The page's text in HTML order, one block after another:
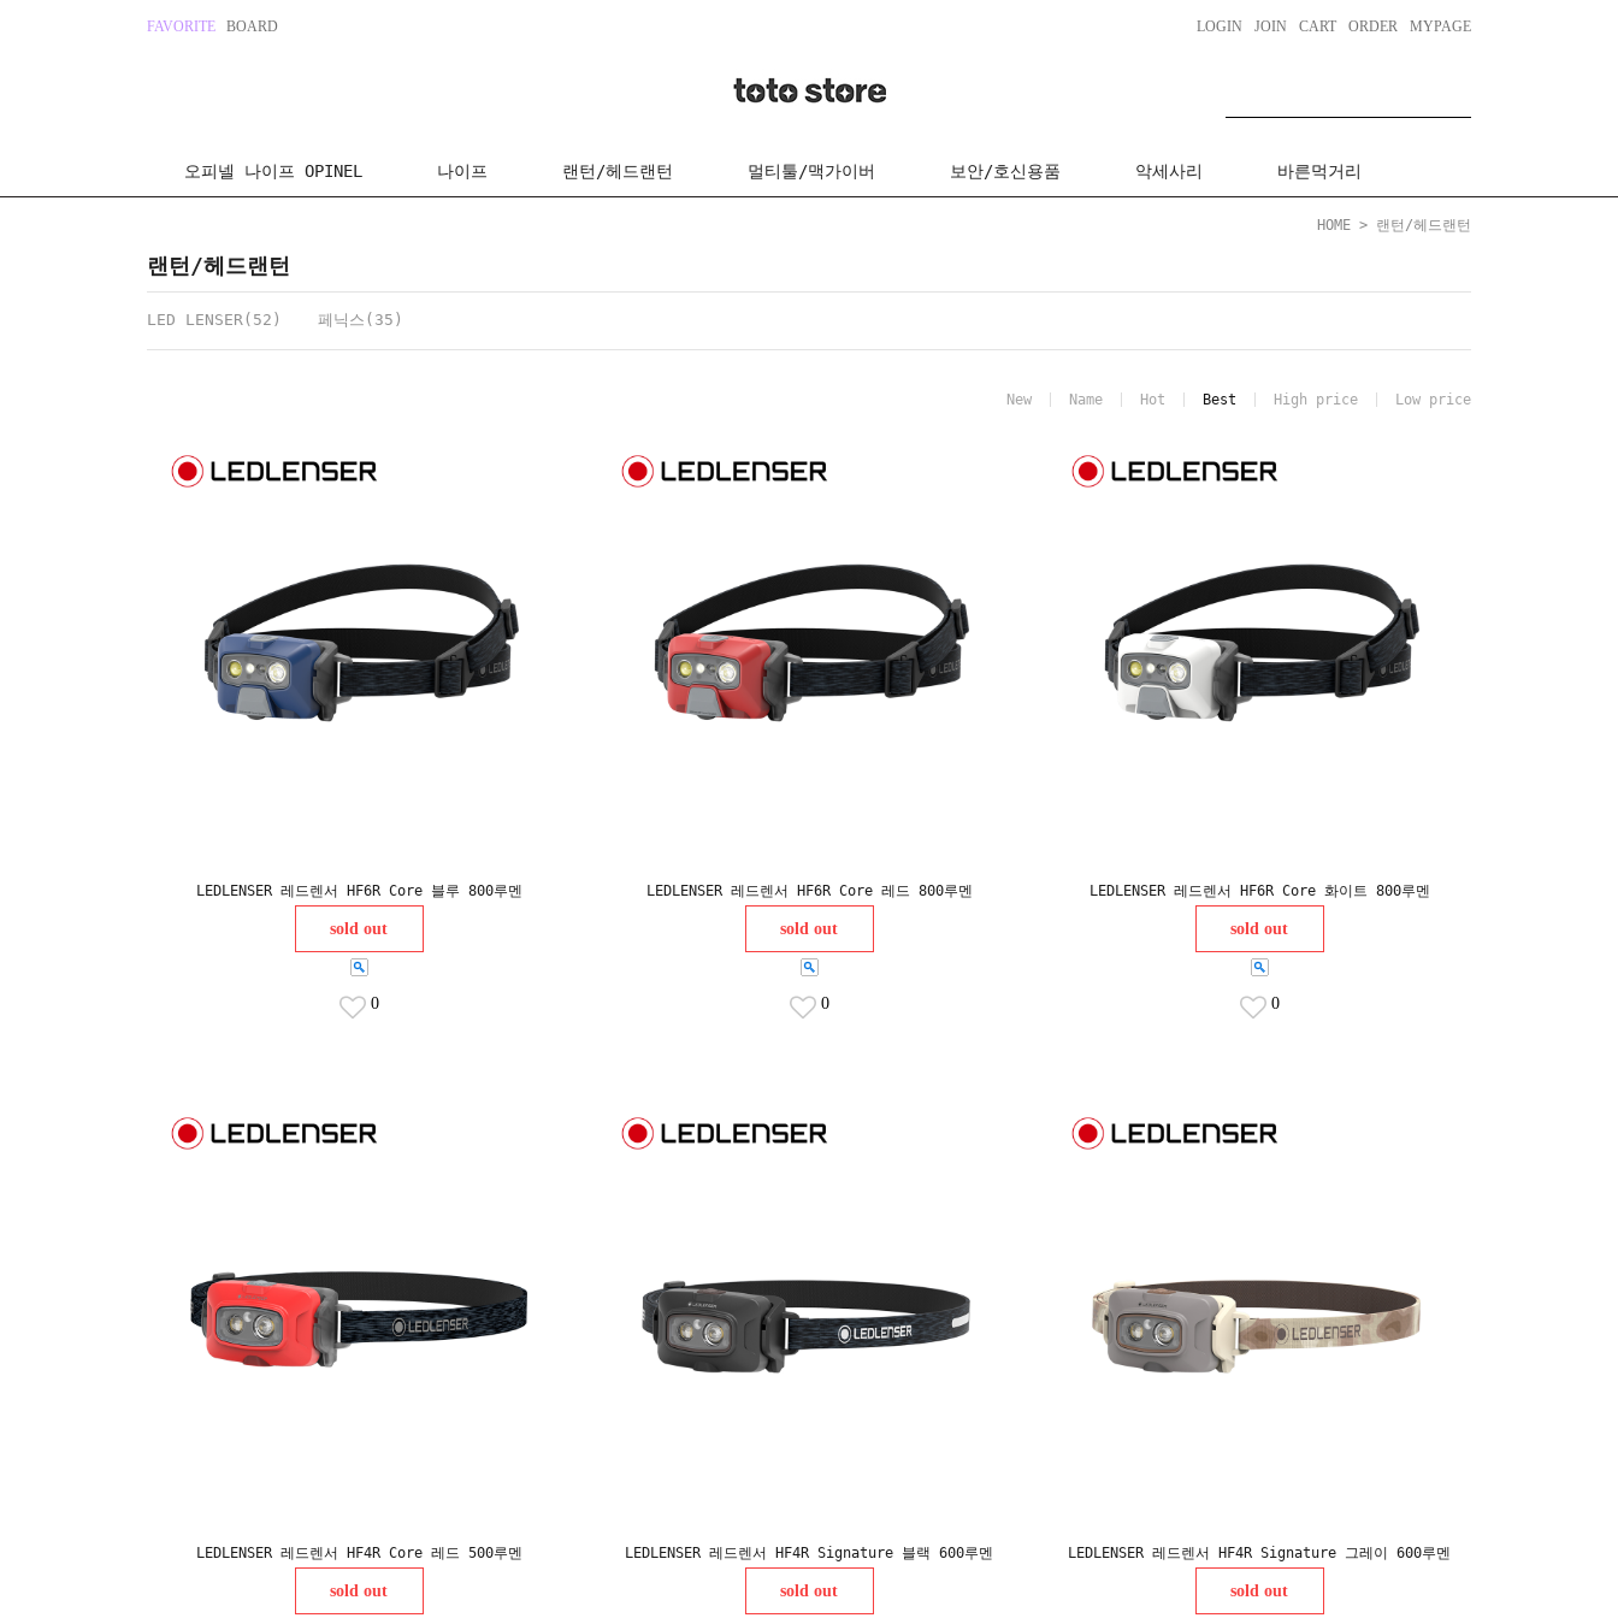
FAVORITE BOARD LOGIN JOIN CART ORDER MYPAGE
오피넬 나이프 OPINEL 나이프 랜턴/헤드랜턴 멀티툴/맥가이버 보안/호신용품 악세사리 바른먹거리
HOME > 랜턴/헤드랜턴
랜턴/헤드랜턴
LED LENSER(52) 페닉스(35)
New Name Hot Best High price Low price
LEDLENSER 레드렌서 HF6R Core 블루 800루멘
sold out
0
LEDLENSER 레드렌서 HF6R Core 레드 800루멘
sold out
0
LEDLENSER 레드렌서 HF6R Core 화이트 800루멘
sold out
0
LEDLENSER 레드렌서 HF4R Core 레드 500루멘
sold out
LEDLENSER 레드렌서 HF4R Signature 블랙 600루멘
sold out
LEDLENSER 레드렌서 HF4R Signature 그레이 600루멘
sold out